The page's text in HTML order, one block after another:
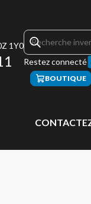
1Y0
Restez connecté
BOUTIQUE